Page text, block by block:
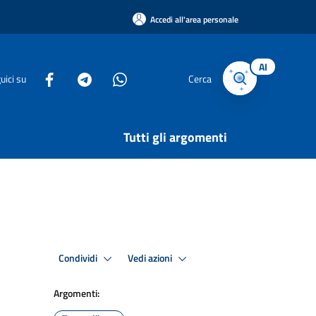
Accedi all'area personale
su Cerca
AI
Tutti gli argomenti
Condividi Vedi azioni
Argomenti: